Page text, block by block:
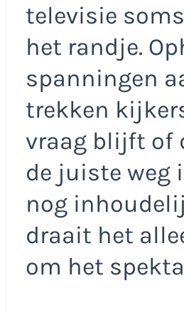
televisie
het randje.
spanningen
trekken
vraag blijft of
de juiste weg
nog
draait het
om het